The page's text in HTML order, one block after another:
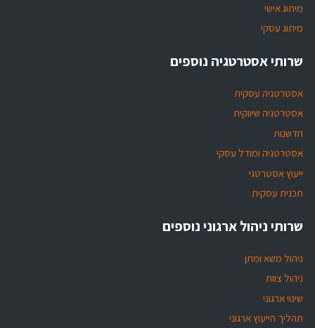
מיתוג אישי
מיתוג עסקי
שרותי אסטרטגיה נוספים
אסטרטגיה עסקית
אסטרטגיה שיווקית
חדשנות
אסטרטגיה ומודל עסקי
ייעוץ אסטרטגי
תכנית עסקית
שרותי ניהול ארגוני נוספים
ניהול משא ומתן
ניהול צוות
שינוי ארגוני
תהליך הייעוץ ארגוני